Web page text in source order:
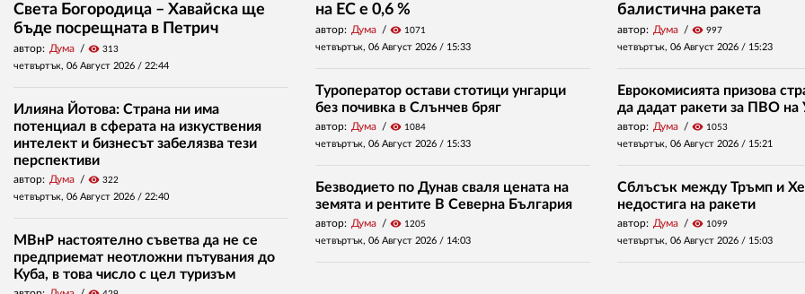
Света Богородица – Хавайска ще
бъде посрещната в Петрич
автор: Дума visibility 313
четвъртък, 06 Август 2026 / 22:44
Илияна Йотова: Страна ни има
потенциал в сферата на изкуствения
интелект и бизнесът забелязва тези
перспективи
автор: Дума visibility 322
четвъртък, 06 Август 2026 / 22:40
МВнР настоятелно съветва да не се
предприемат неотложни пътувания до
Куба, в това число с цел туризъм
на ЕС е 0,6 %
автор: Дума visibility 1071
четвъртък, 06 Август 2026 / 15:33
Туроператор остави стотици унгарци
без почивка в Слънчев бряг
автор: Дума visibility 1084
четвъртък, 06 Август 2026 / 15:33
Безводието по Дунав сваля цената на
земята и рентите В Северна България
автор: Дума visibility 1205
четвъртък, 06 Август 2026 / 14:03
балистична ракета
автор: Дума visibility 997
четвъртък, 06 Август 2026 / 15:23
Еврокомисията призова
да дадат ракети за ПВО на
автор: Дума visibility 1053
четвъртък, 06 Август 2026 / 15:21
Сблъсък между Тръмп и
недостига на ракети
автор: Дума visibility 1099
четвъртък, 06 Август 2026 / 15:03